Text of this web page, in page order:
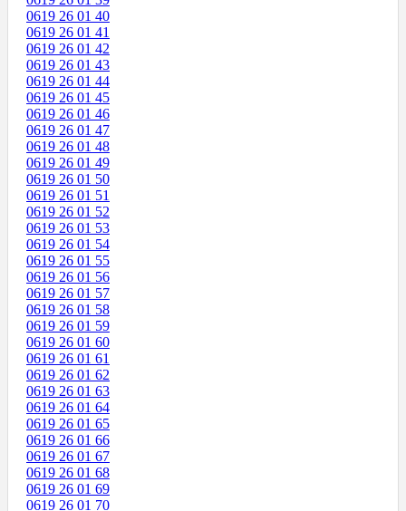
0619 26 01 40
0619 26 01 41
0619 26 01 42
0619 26 01 43
0619 26 01 44
0619 26 01 45
0619 26 01 46
0619 26 01 47
0619 26 01 48
0619 26 01 49
0619 26 01 50
0619 26 01 51
0619 26 01 52
0619 26 01 53
0619 26 01 54
0619 26 01 55
0619 26 01 56
0619 26 01 57
0619 26 01 58
0619 26 01 59
0619 26 01 60
0619 26 01 61
0619 26 01 62
0619 26 01 63
0619 26 01 64
0619 26 01 65
0619 26 01 66
0619 26 01 67
0619 26 01 68
0619 26 01 69
0619 26 01 70